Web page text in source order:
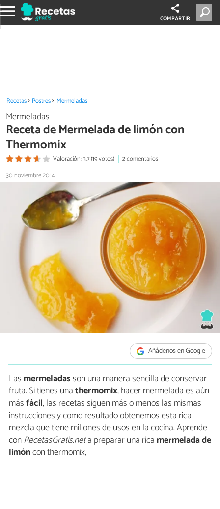
COMPARTIR
Recetas Postres Mermeladas
Mermeladas
Receta de Mermelada de limón con
Thermomix
Valoración: 3.7 (19 votos)
2 comentarios
30 noviembre 2014
Añádenos en Google
Las mermeladasson una manera sencilla de conservar
fruta. Si tienes unathermomix, hacer mermelada es aún
másfácil, las recetas siguen más o menos las mismas
instrucciones y como resultado obtenemos esta rica
mezcla que tiene millones de usos en la cocina. Aprende
conRecetasGratis.neta preparar una rica mermelada de
limóncon thermomix,